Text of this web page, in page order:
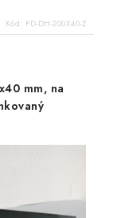
Kód: PD-DH-200X40-Z
mm, na